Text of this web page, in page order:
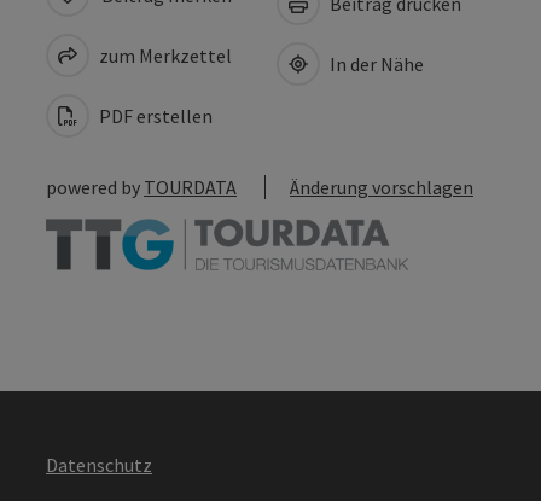
zum Merkzettel
PDF erstellen
In der Nähe
powered by TOURDATA Änderung vorschlagen
Datenschutz